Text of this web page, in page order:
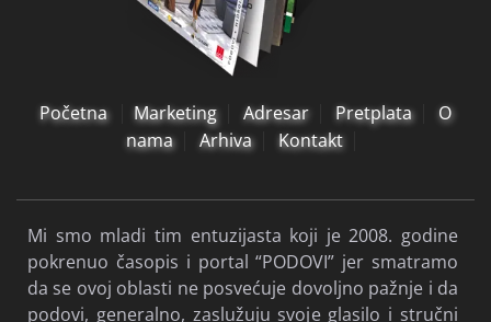
Početna Marketing Adresar Pretplata
O
nama
Arhiva Kontakt
Mi smo mladi tim entuzijasta koji je 2008. godine
pokrenuo časopis i portal “PODOVI” jer smatramo
da se ovoj oblasti ne posvećuje dovoljno pažnje i da
podovi, generalno, zaslužuju svoje glasilo i stručni